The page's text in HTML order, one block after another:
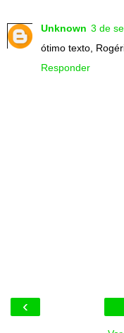
Unknown 3 de
ótimo texto,
Responder
‹